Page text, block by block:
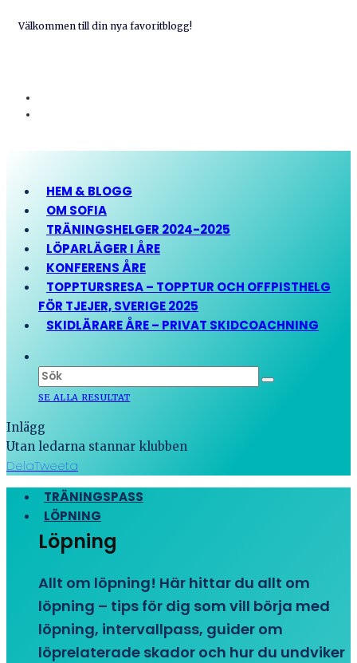
Välkommen till din nya favoritblogg!
HEM & BLOGG
OM SOFIA
TRÄNINGSHELGER 2024-2025
LÖPARLÄGER I ÅRE
KONFERENS ÅRE
TOPPTURSRESA – TOPPTUR OCH OFFPISTHELG
FÖR TJEJER, SVERIGE 2025
SKIDLÄRARE ÅRE – PRIVAT SKIDCOACHNING
SE ALLA RESULTAT
Inlägg
Utan ledarna stannar klubben
DelaTweeta
TRÄNINGSPASS
LÖPNING
Löpning
Allt om löpning! Här hittar du allt om
löpning – tips för dig som vill börja med
löpning, intervallpass, guider om
löprelaterade skador och hur du undviker